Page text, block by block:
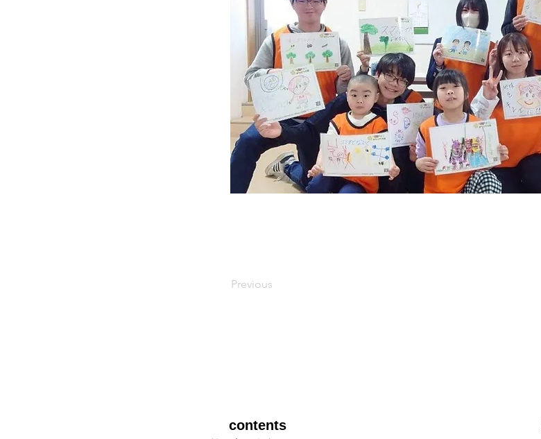
Previous
​contents